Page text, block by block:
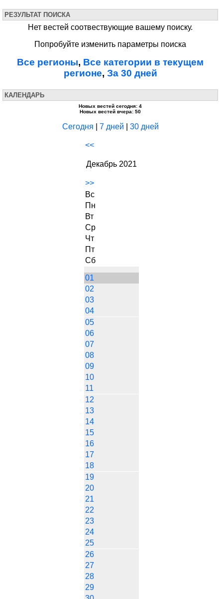
РЕЗУЛЬТАТ ПОИСКА
Нет вестей соотвествующие вашему поиску.
Попробуйте изменить параметры поиска
Все регионы, Все категории в текущем
регионе, За 30 дней
КАЛЕНДАРЬ
Новых вестей сегодня: 4
Новых вестей вчера: 50
Сегодня 7 дней 30 дней
<<
Декабрь 2021
>>
Вс
Пн
Вт
Ср
Чт
Пт
Сб
01
02
03
04
05
06
07
08
09
10
11
12
13
14
15
16
17
18
19
20
21
22
23
24
25
26
27
28
29